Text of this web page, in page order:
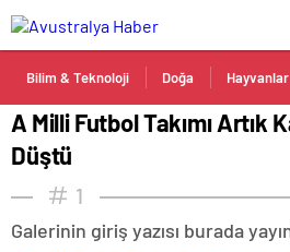
Bilim & Teknoloji Doğa Hayvanlar
A Milli Futbol Takımı Artık
Düştü
1
Galerinin giriş yazısı burada